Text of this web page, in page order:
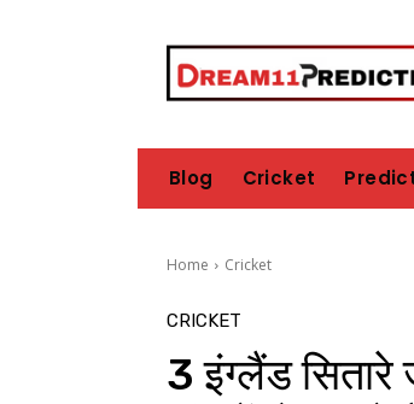
Blog Cricket
Home Cricket
CRICKET
3 इंग्लैंड